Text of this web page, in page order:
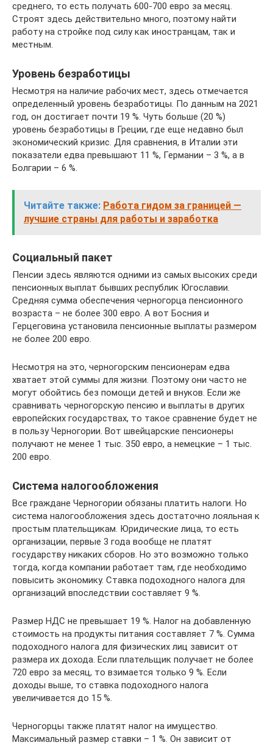
среднего, то есть получать 600-700 евро за месяц.
Строят здесь действительно много, поэтому найти
работу на стройке под силу как иностранцам, так и
местным.
Уровень безработицы
Несмотря на наличие рабочих мест, здесь отмечается
определенный уровень безработицы. По данным на 2021
год, он достигает почти 19 %. Чуть больше (20 %)
уровень безработицы в Греции, где еще недавно был
экономический кризис. Для сравнения, в Италии эти
показатели едва превышают 11 %, Германии – 3 %, а в
Болгарии – 6 %.
Читайте также: Работа гидом за границей —
лучшие страны для работы и заработка
Социальный пакет
Пенсии здесь являются одними из самых высоких среди
пенсионных выплат бывших республик Югославии.
Средняя сумма обеспечения черногорца пенсионного
возраста – не более 300 евро. А вот Босния и
Герцеговина установила пенсионные выплаты размером
не более 200 евро.
Несмотря на это, черногорским пенсионерам едва
хватает этой суммы для жизни. Поэтому они часто не
могут обойтись без помощи детей и внуков. Если же
сравнивать черногорскую пенсию и выплаты в других
европейских государствах, то такое сравнение будет не
в пользу Черногории. Вот швейцарские пенсионеры
получают не менее 1 тыс. 350 евро, а немецкие – 1 тыс.
200 евро.
Система налогообложения
Все граждане Черногории обязаны платить налоги. Но
система налогообложения здесь достаточно лояльная к
простым плательщикам. Юридические лица, то есть
организации, первые 3 года вообще не платят
государству никаких сборов. Но это возможно только
тогда, когда компании работает там, где необходимо
повысить экономику. Ставка подоходного налога для
организаций впоследствии составляет 9 %.
Размер НДС не превышает 19 %. Налог на добавленную
стоимость на продукты питания составляет 7 %. Сумма
подоходного налога для физических лиц зависит от
размера их дохода. Если плательщик получает не более
720 евро за месяц, то взимается только 9 %. Если
доходы выше, то ставка подоходного налога
увеличивается до 15 %.
Черногорцы также платят налог на имущество.
Максимальный размер ставки – 1 %. Он зависит от